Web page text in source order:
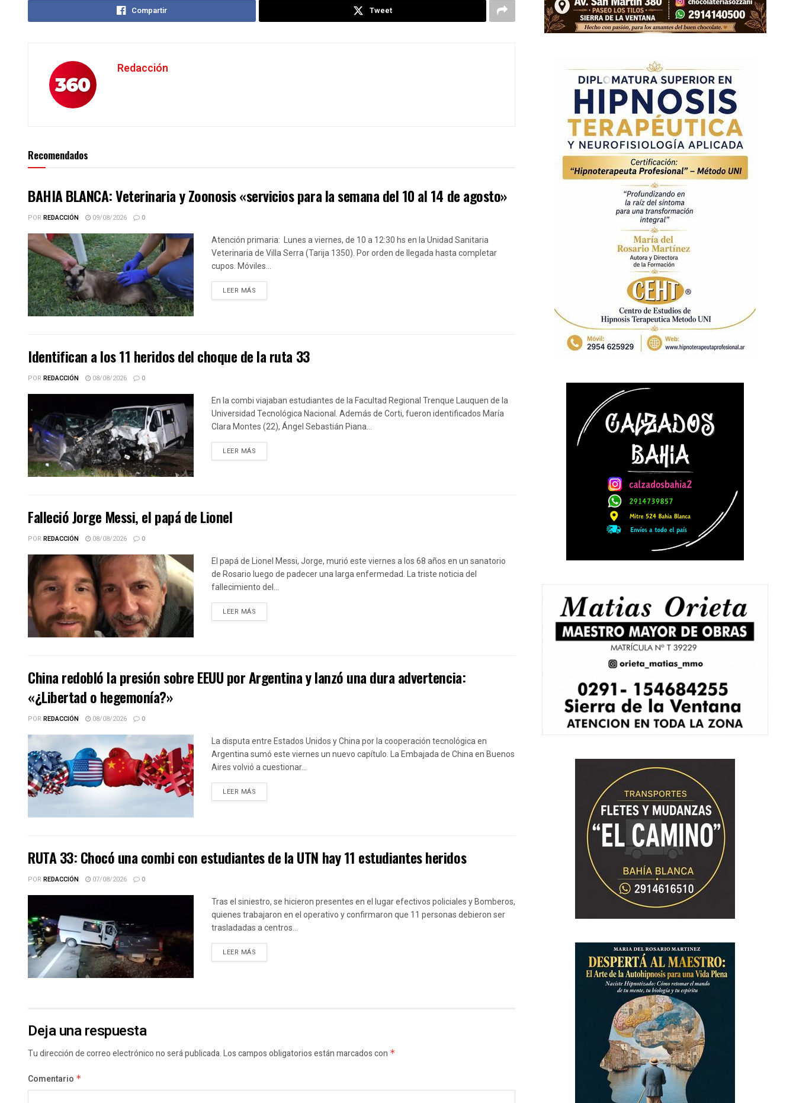
Compartir Tweet
Redacción
Recomendados
BAHIA BLANCA: Veterinaria y Zoonosis «servicios para la semana del 10 al 14 de agosto»
POR REDACCIÓN 09/08/2026 0
Atención primaria: Lunes a viernes, de 10 a 12:30 hs en la Unidad Sanitaria
Veterinaria de Villa Serra (Tarija 1350). Por orden de llegada hasta completar
cupos. Móviles...
LEER MÁS
Identifican a los 11 heridos del choque de la ruta 33
POR REDACCIÓN 08/08/2026 0
En la combi viajaban estudiantes de la Facultad Regional Trenque Lauquen de la
Universidad Tecnológica Nacional. Además de Corti, fueron identificados María
Clara Montes (22), Ángel Sebastián Piana...
LEER MÁS
Falleció Jorge Messi, el papá de Lionel
POR REDACCIÓN 08/08/2026 0
El papá de Lionel Messi, Jorge, murió este viernes a los 68 años en un sanatorio
de Rosario luego de padecer una larga enfermedad. La triste noticia del
fallecimiento del...
LEER MÁS
China redobló la presión sobre EEUU por Argentina y lanzó una dura advertencia:
«¿Libertad o hegemonía?»
POR REDACCIÓN 08/08/2026 0
La disputa entre Estados Unidos y China por la cooperación tecnológica en
Argentina sumó este viernes un nuevo capítulo. La Embajada de China en Buenos
Aires volvió a cuestionar...
LEER MÁS
RUTA 33: Chocó una combi con estudiantes de la UTN hay 11 estudiantes heridos
POR REDACCIÓN 07/08/2026 0
Tras el siniestro, se hicieron presentes en el lugar efectivos policiales y Bomberos,
quienes trabajaron en el operativo y confirmaron que 11 personas debieron ser
trasladadas a centros...
LEER MÁS
Deja una respuesta
Tu dirección de correo electrónico no será publicada.Los campos obligatorios están marcados con *
Comentario *